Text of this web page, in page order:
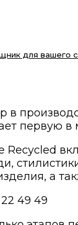
для вашего
первую
Recycled
а